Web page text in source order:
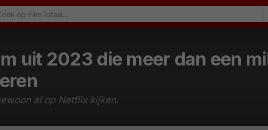
uit 2023 die meer dan een
al op Netflix kijken.